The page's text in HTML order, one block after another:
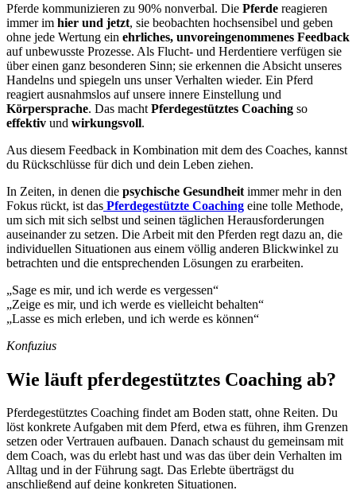
Pferde kommunizieren zu 90% nonverbal. Die Pferde reagieren
immer im hier und jetzt, sie beobachten hochsensibel und geben
ohne jede Wertung ein ehrliches, unvoreingenommenes Feedback
auf unbewusste Prozesse. Als Flucht- und Herdentiere verfügen sie
über einen ganz besonderen Sinn; sie erkennen die Absicht unseres
Handelns und spiegeln uns unser Verhalten wieder. Ein Pferd
reagiert ausnahmslos auf unsere innere Einstellung und
Körpersprache. Das macht Pferdegestütztes Coaching so
effektiv und wirkungsvoll.
Aus diesem Feedback in Kombination mit dem des Coaches, kannst
du Rückschlüsse für dich und dein Leben ziehen.
In Zeiten, in denen die psychische Gesundheit immer mehr in den
Fokus rückt, ist das Pferdegestützte Coaching eine tolle Methode,
um sich mit sich selbst und seinen täglichen Herausforderungen
auseinander zu setzen. Die Arbeit mit den Pferden regt dazu an, die
individuellen Situationen aus einem völlig anderen Blickwinkel zu
betrachten und die entsprechenden Lösungen zu erarbeiten.
„Sage es mir, und ich werde es vergessen“
„Zeige es mir, und ich werde es vielleicht behalten“
„Lasse es mich erleben, und ich werde es können“
Konfuzius
Wie läuft pferdegestütztes Coaching ab?
Pferdegestütztes Coaching findet am Boden statt, ohne Reiten. Du
löst konkrete Aufgaben mit dem Pferd, etwa es führen, ihm Grenzen
setzen oder Vertrauen aufbauen. Danach schaust du gemeinsam mit
dem Coach, was du erlebt hast und was das über dein Verhalten im
Alltag und in der Führung sagt. Das Erlebte überträgst du
anschließend auf deine konkreten Situationen.